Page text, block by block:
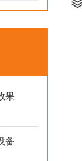
果
备